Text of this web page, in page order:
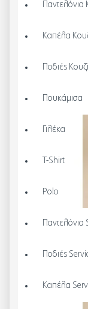
Παντελόνια
Καπέλα
Ποδιές
Πουκάμισα
Γιλέκα
T-Shirt
Polo
Παντελόνια
Ποδιές
Καπέλα